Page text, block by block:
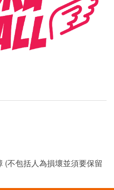
(不包括人為損壞並須要保留